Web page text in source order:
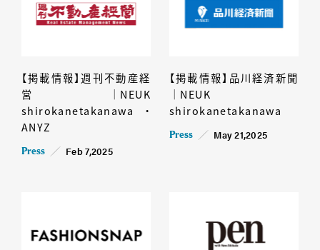
【掲載情報】週刊不動産経
営│NEUK
shirokanetakanawa・
ANYZ
Press Feb 7,2025
【掲載情報】品川経済新聞
│NEUK
shirokanetakanawa
Press May 21,2025